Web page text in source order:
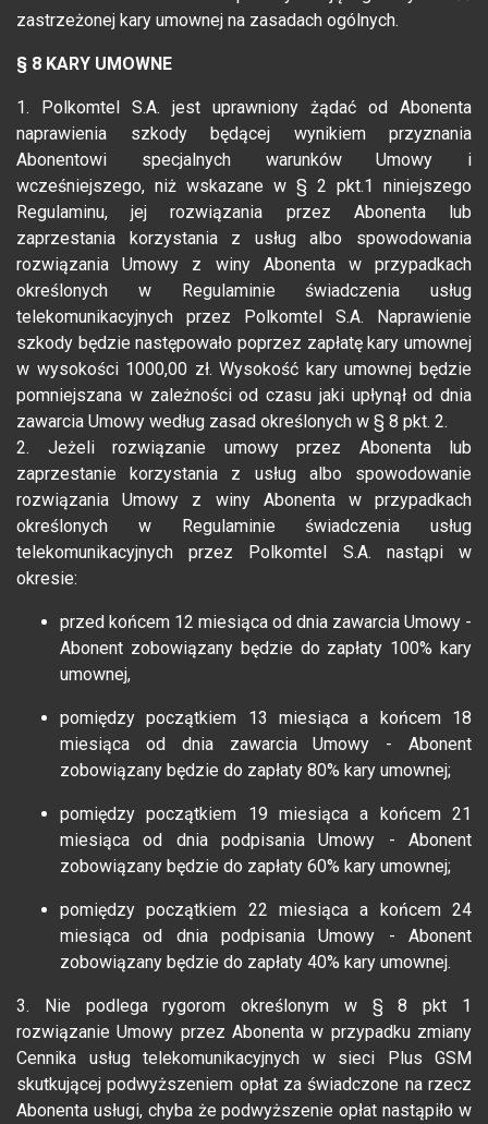
zastrzeżonej kary umownej na zasadach ogólnych.
§ 8 KARY UMOWNE
1. Polkomtel S.A. jest uprawniony żądać od Abonenta
naprawienia szkody będącej wynikiem przyznania
Abonentowi specjalnych warunków Umowy i
wcześniejszego, niż wskazane w § 2 pkt.1 niniejszego
Regulaminu, jej rozwiązania przez Abonenta lub
zaprzestania korzystania z usług albo spowodowania
rozwiązania Umowy z winy Abonenta w przypadkach
określonych w Regulaminie świadczenia usług
telekomunikacyjnych przez Polkomtel S.A. Naprawienie
szkody będzie następowało poprzez zapłatę kary umownej
w wysokości 1000,00 zł. Wysokość kary umownej będzie
pomniejszana w zależności od czasu jaki upłynął od dnia
zawarcia Umowy według zasad określonych w § 8 pkt. 2.
2. Jeżeli rozwiązanie umowy przez Abonenta lub
zaprzestanie korzystania z usług albo spowodowanie
rozwiązania Umowy z winy Abonenta w przypadkach
określonych w Regulaminie świadczenia usług
telekomunikacyjnych przez Polkomtel S.A. nastąpi w
okresie:
przed końcem 12 miesiąca od dnia zawarcia Umowy -
Abonent zobowiązany będzie do zapłaty 100% kary
umownej,
pomiędzy początkiem 13 miesiąca a końcem 18
miesiąca od dnia zawarcia Umowy - Abonent
zobowiązany będzie do zapłaty 80% kary umownej;
pomiędzy początkiem 19 miesiąca a końcem 21
miesiąca od dnia podpisania Umowy - Abonent
zobowiązany będzie do zapłaty 60% kary umownej;
pomiędzy początkiem 22 miesiąca a końcem 24
miesiąca od dnia podpisania Umowy - Abonent
zobowiązany będzie do zapłaty 40% kary umownej.
3. Nie podlega rygorom określonym w § 8 pkt 1
rozwiązanie Umowy przez Abonenta w przypadku zmiany
Cennika usług telekomunikacyjnych w sieci Plus GSM
skutkującej podwyższeniem opłat za świadczone na rzecz
Abonenta usługi, chyba że podwyższenie opłat nastąpiło w